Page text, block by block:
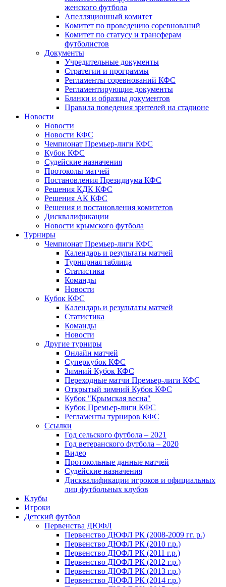
женского футбола
Апелляционный комитет
Комитет по проведению соревнований
Комитет по статусу и трансферам
футболистов
Документы
Учредительные документы
Стратегии и программы
Регламенты соревнований КФС
Регламентирующие документы
Бланки и образцы документов
Правила поведения зрителей на стадионе
Новости
Новости
Новости КФС
Чемпионат Премьер-лиги КФС
Кубок КФС
Судейские назначения
Протоколы матчей
Постановления Президиума КФС
Решения КДК КФС
Решения АК КФС
Решения и постановления комитетов
Дисквалификации
Новости крымского футбола
Турниры
Чемпионат Премьер-лиги КФС
Календарь и результаты матчей
Турнирная таблица
Статистика
Команды
Новости
Кубок КФС
Календарь и результаты матчей
Статистика
Команды
Новости
Другие турниры
Онлайн матчей
Суперкубок КФС
Зимний Кубок КФС
Переходные матчи Премьер-лиги КФС
Открытый зимний Кубок КФС
Кубок "Крымская весна"
Кубок Премьер-лиги КФС
Регламенты турниров КФС
Ссылки
Год сельского футбола – 2021
Год ветеранского футбола – 2020
Видео
Протокольные данные матчей
Судейские назначения
Дисквалификации игроков и официальных
лиц футбольных клубов
Клубы
Игроки
Детский футбол
Первенства ДЮФЛ
Первенство ДЮФЛ РК (2008-2009 гг. р.)
Первенство ДЮФЛ РК (2010 г.р.)
Первенство ДЮФЛ РК (2011 г.р.)
Первенство ДЮФЛ РК (2012 г.р.)
Первенство ДЮФЛ РК (2013 г.р.)
Первенство ДЮФЛ РК (2014 г.р.)